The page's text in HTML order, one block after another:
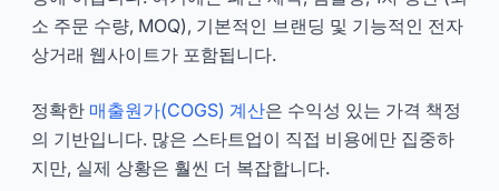
소 주문 수량, MOQ), 기본적인 브랜딩 및 기능적인 전자
상거래 웹사이트가 포함됩니다.
정확한 매출원가(COGS) 계산은 수익성 있는 가격 책정
의 기반입니다. 많은 스타트업이 직접 비용에만 집중하
지만, 실제 상황은 훨씬 더 복잡합니다.